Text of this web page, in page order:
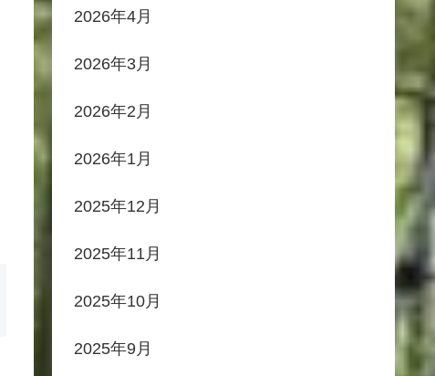
2026年4月
2026年3月
2026年2月
2026年1月
2025年12月
2025年11月
2025年10月
2025年9月